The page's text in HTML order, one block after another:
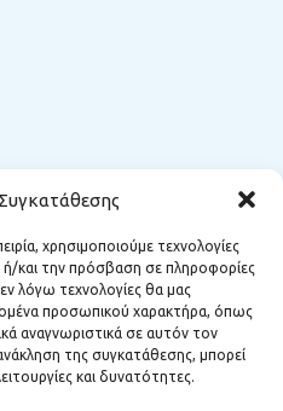
χρησιμοποιούμε τεχνολογίες
και την πρόσβαση σε πληροφορίες
λόγω τεχνολογίες θα μας
προσωπικού χαρακτήρα, όπως
αναγνωριστικά σε αυτόν τον
της συγκατάθεσης, μπορεί
και δυνατότητες.
501 00
Σούλα 1, Τ.Κ. 531 00
Τ.Κ. 222 00